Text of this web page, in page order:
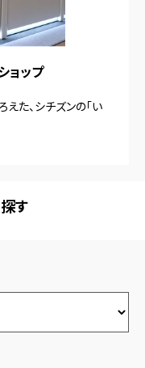
ョップ
た、シチズンの「い
す